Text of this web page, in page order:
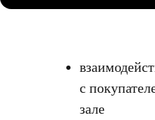
с
зале